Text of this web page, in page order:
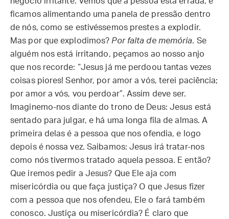
ficamos alimentando uma panela de pressão dentro
de nós, como se estivéssemos prestes a explodir.
Mas por que explodimos? Por falta de memória. Se
alguém nos está irritando, peçamos ao nosso anjo
que nos recorde: “Jesus já me perdoou tantas vezes
coisas piores! Senhor, por amor a vós, terei paciência;
por amor a vós, vou perdoar”. Assim deve ser.
Imaginemo-nos diante do trono de Deus: Jesus está
sentado para julgar, e há uma longa fila de almas. A
primeira delas é a pessoa que nos ofendia, e logo
depois é nossa vez. Saibamos: Jesus irá tratar-nos
como nós tivermos tratado aquela pessoa. E então?
Que iremos pedir a Jesus? Que Ele aja com
misericórdia ou que faça justiça? O que Jesus fizer
com a pessoa que nos ofendeu, Ele o fará também
conosco. Justiça ou misericórdia? É claro que